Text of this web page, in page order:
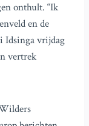
onthult. “Ik
en de
Idsinga vrijdag
vertrek